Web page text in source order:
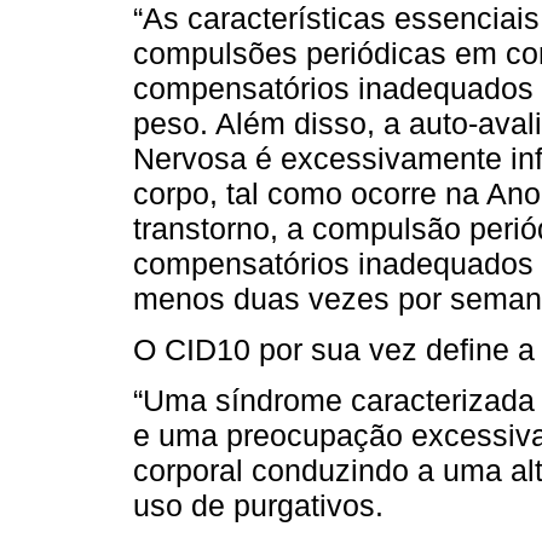
“As características
compulsões periódicas em
compensatórios
peso. Além disso, a auto-
Nervosa é excessivamente
corpo, tal como ocorre na
transtorno, a compulsão
compensatórios
menos duas vezes por
O CID10 por sua vez define
“Uma síndrome
e uma preocupação
corporal conduzindo a uma
uso de purgativos.